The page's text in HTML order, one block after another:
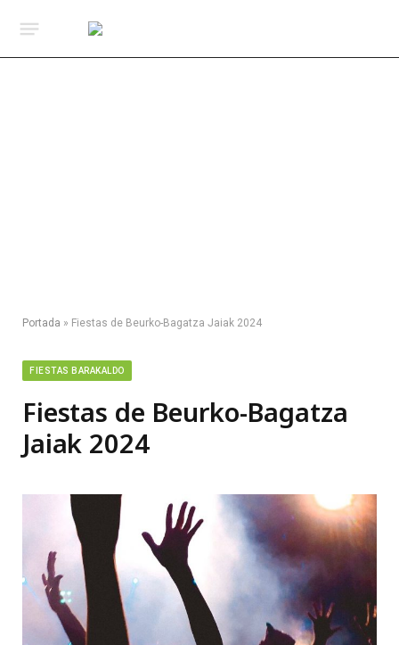
Portada » Fiestas de Beurko-Bagatza Jaiak 2024
FIESTAS BARAKALDO
Fiestas de Beurko-Bagatza
Jaiak 2024